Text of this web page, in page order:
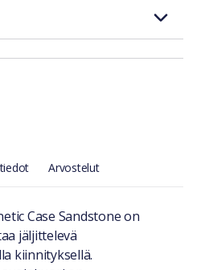
Arvostelut
Case Sandstone on
jäljittelevä
kiinnityksellä.